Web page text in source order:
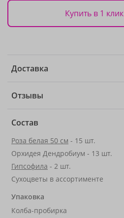
Купить в 1 клик
Доставка
Отзывы
Состав
Роза белая 50 см - 15 шт.
Орхидея Дендробиум - 13 шт.
Гипсофила - 2 шт.
Сухоцветы в ассортименте
Упаковка
Колба-пробирка